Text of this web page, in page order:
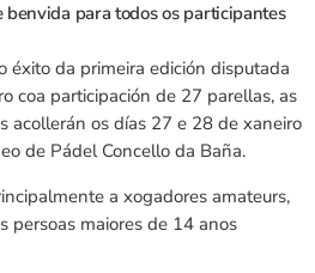
benvida para todos os participantes
da primeira edición disputada
coa participación de 27 parellas, as
acollerán os días 27 e 28 de xaneiro
de Pádel Concello da Baña.
a xogadores amateurs,
persoas maiores de 14 anos